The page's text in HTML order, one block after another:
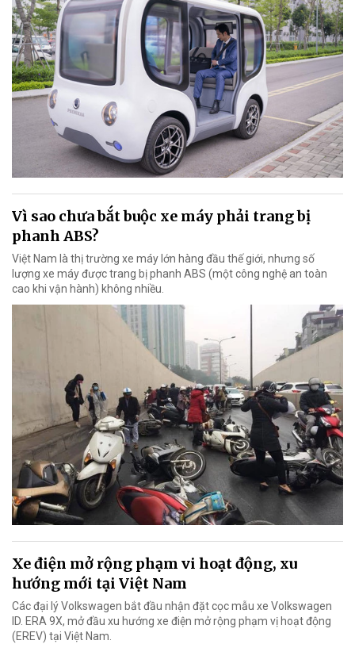
Vì sao chưa bắt buộc xe máy phải trang bị
phanh ABS?
Việt Nam là thị trường xe máy lớn hàng đầu thế giới, nhưng số
lượng xe máy được trang bị phanh ABS (một công nghệ an toàn
cao khi vận hành) không nhiều.
Xe điện mở rộng phạm vi hoạt động, xu
hướng mới tại Việt Nam
Các đại lý Volkswagen bắt đầu nhận đặt cọc mẫu xe Volkswagen
ID. ERA 9X, mở đầu xu hướng xe điện mở rộng phạm vị hoạt động
(EREV) tại Việt Nam.